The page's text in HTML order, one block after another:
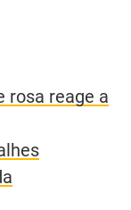
rosa reage a